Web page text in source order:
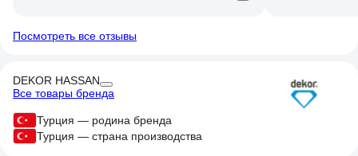
Посмотреть все отзывы
DEKOR HASSAN
Все товары бренда
Турция — родина бренда
Турция — страна производства